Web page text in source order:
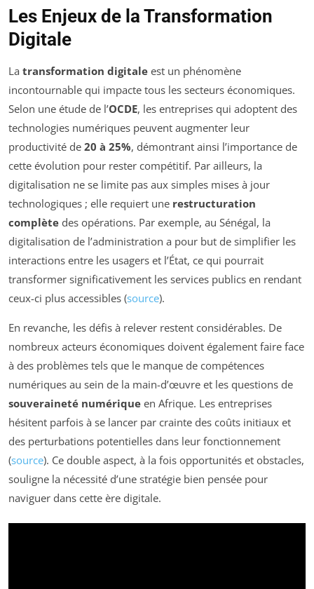
Les Enjeux de la Transformation
Digitale
La transformation digitale est un phénomène
incontournable qui impacte tous les secteurs économiques.
Selon une étude de l’OCDE, les entreprises qui adoptent des
technologies numériques peuvent augmenter leur
productivité de 20 à 25%, démontrant ainsi l’importance de
cette évolution pour rester compétitif. Par ailleurs, la
digitalisation ne se limite pas aux simples mises à jour
technologiques ; elle requiert une restructuration
complète des opérations. Par exemple, au Sénégal, la
digitalisation de l’administration a pour but de simplifier les
interactions entre les usagers et l’État, ce qui pourrait
transformer significativement les services publics en rendant
ceux-ci plus accessibles (source).
En revanche, les défis à relever restent considérables. De
nombreux acteurs économiques doivent également faire face
à des problèmes tels que le manque de compétences
numériques au sein de la main-d’œuvre et les questions de
souveraineté numérique en Afrique. Les entreprises
hésitent parfois à se lancer par crainte des coûts initiaux et
des perturbations potentielles dans leur fonctionnement
(source). Ce double aspect, à la fois opportunités et obstacles,
souligne la nécessité d’une stratégie bien pensée pour
naviguer dans cette ère digitale.